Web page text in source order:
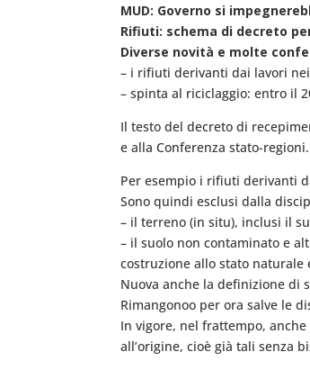
MUD: Governo si
Rifiuti: schema di decreto
Diverse novità e molte
– i rifiuti derivanti dai lavori
– spinta al riciclaggio: entro il
Il testo del decreto di
e alla Conferenza stato-regioni.
Per esempio i rifiuti derivanti
Sono quindi esclusi dalla
– il terreno (in situ), inclusi il
– il suolo non contaminato e
costruzione allo stato naturale
Nuova anche la definizione di
Rimangonoo per ora salve le
In vigore, nel frattempo,
all’origine, cioè già tali senza